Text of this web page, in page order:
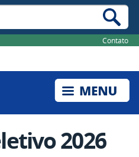
Contato
2026